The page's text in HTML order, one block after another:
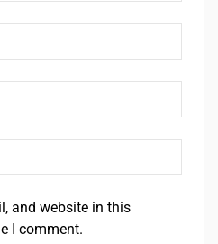
and website in this
I comment.